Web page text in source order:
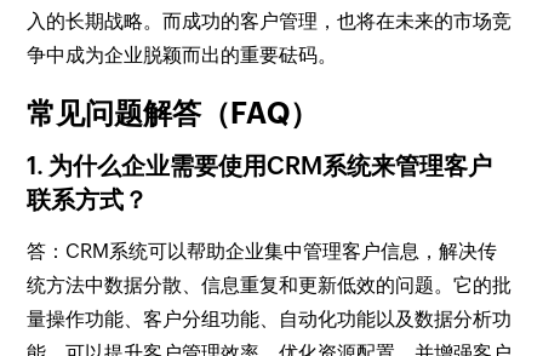
入的长期战略。而成功的客户管理，也将在未来的市场竞
争中成为企业脱颖而出的重要砝码。
常见问题解答（FAQ）
1. 为什么企业需要使用CRM系统来管理客户
联系方式？
答：CRM系统可以帮助企业集中管理客户信息，解决传
统方法中数据分散、信息重复和更新低效的问题。它的批
量操作功能、客户分组功能、自动化功能以及数据分析功